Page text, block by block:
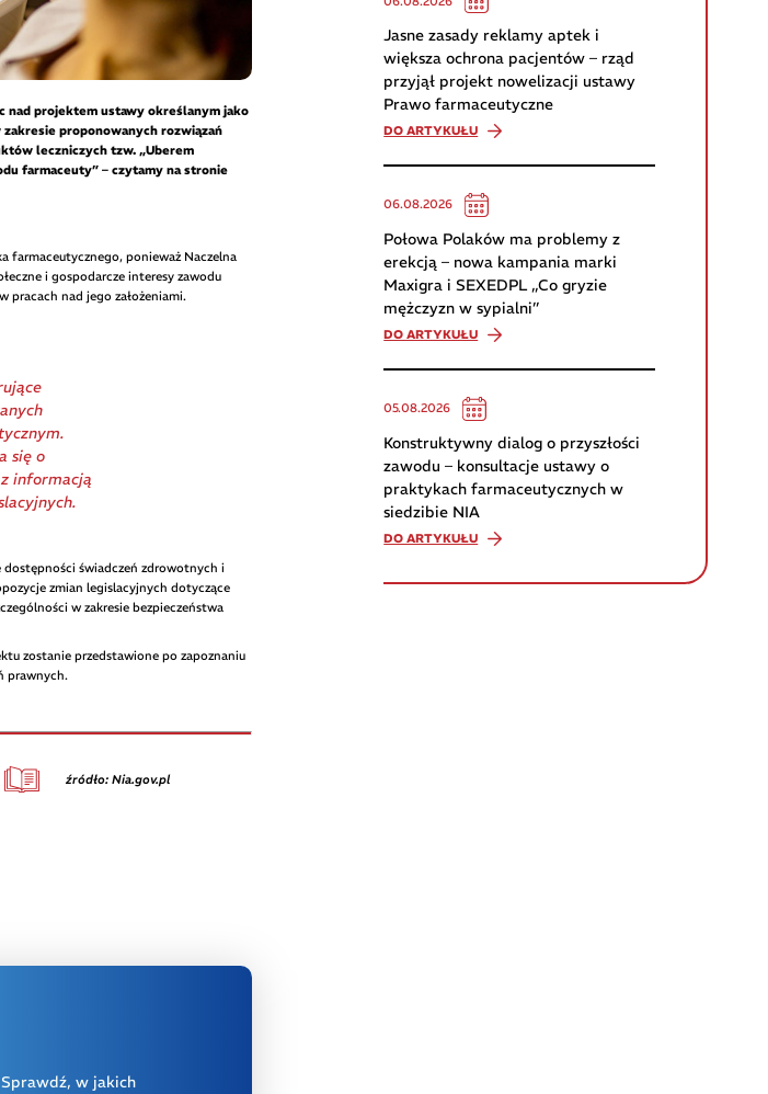
nad projektem ustawy określanym jako
proponowanych rozwiązań
leczniczych tzw. „Uberem
farmaceuty” – czytamy na stronie
farmaceutycznego, ponieważ Naczelna
i gospodarcze interesy zawodu
pracach nad jego założeniami.
się o
informacją
dostępności świadczeń zdrowotnych i
zmian legislacyjnych dotyczące
w zakresie bezpieczeństwa
zostanie przedstawione po zapoznaniu
prawnych.
źródło: Nia.gov.pl
w jakich
Jasne zasady reklamy aptek i
większa ochrona pacjentów – rząd
przyjął projekt nowelizacji ustawy
Prawo farmaceutyczne
DO ARTYKUŁU
06.08.2026
Połowa Polaków ma problemy z
erekcją – nowa kampania marki
Maxigra i SEXEDPL „Co gryzie
mężczyzn w sypialni”
DO ARTYKUŁU
05.08.2026
Konstruktywny dialog o przyszłości
zawodu – konsultacje ustawy o
praktykach farmaceutycznych w
siedzibie NIA
DO ARTYKUŁU